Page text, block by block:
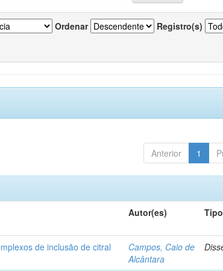
Ordenar Registro(s)
Anterior 1
Autor(es) Tipo
de inclusão de citral
Campos, Caio de
Alcântara